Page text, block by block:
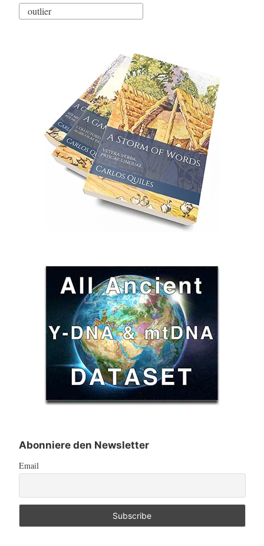
R1b-,
Linien”
Search
Abonniere den Newsletter
Email